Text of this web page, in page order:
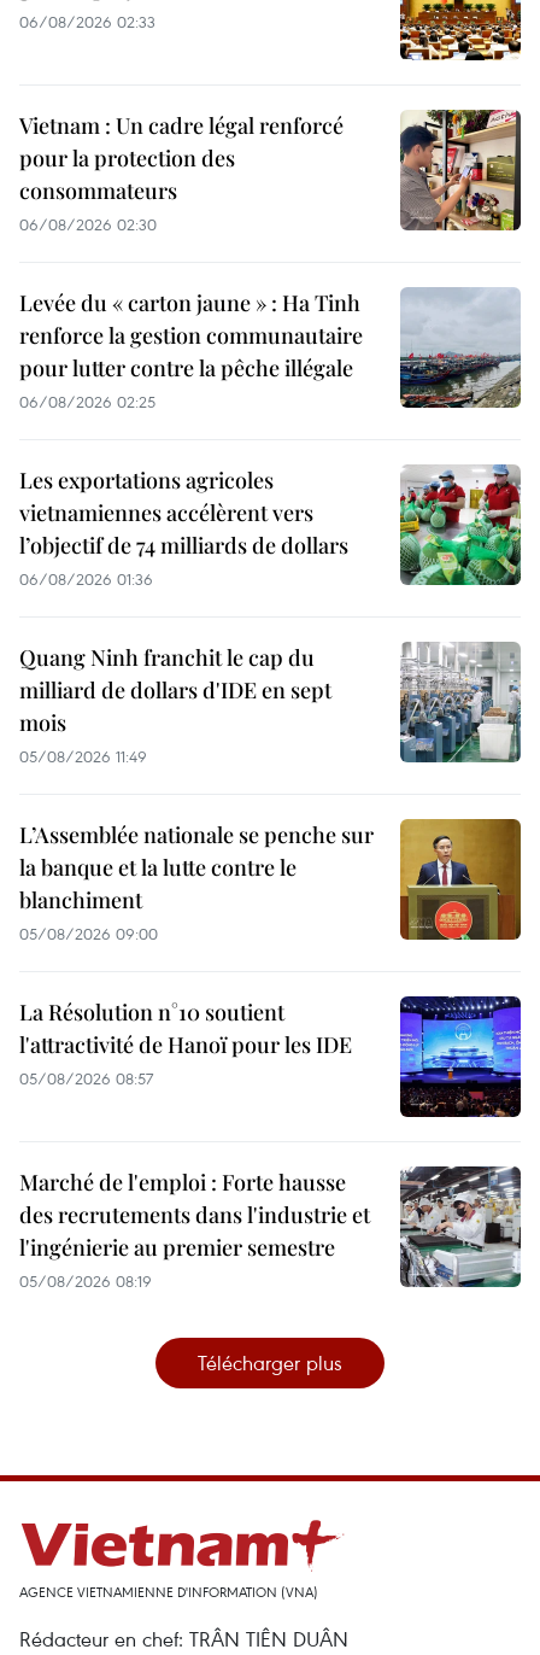
06/08/2026 02:33
Vietnam : Un cadre légal renforcé
pour la protection des
consommateurs
06/08/2026 02:30
Levée du « carton jaune » : Ha Tinh
renforce la gestion communautaire
pour lutter contre la pêche illégale
06/08/2026 02:25
Les exportations agricoles
vietnamiennes accélèrent vers
l’objectif de 74 milliards de dollars
06/08/2026 01:36
Quang Ninh franchit le cap du
milliard de dollars d'IDE en sept
mois
05/08/2026 11:49
L’Assemblée nationale se penche sur
la banque et la lutte contre le
blanchiment
05/08/2026 09:00
La Résolution n°10 soutient
l'attractivité de Hanoï pour les IDE
05/08/2026 08:57
Marché de l'emploi : Forte hausse
des recrutements dans l'industrie et
l'ingénierie au premier semestre
05/08/2026 08:19
Télécharger plus
AGENCE VIETNAMIENNE D'INFORMATION (VNA)
Rédacteur en chef: TRÂN TIÊN DUÂN